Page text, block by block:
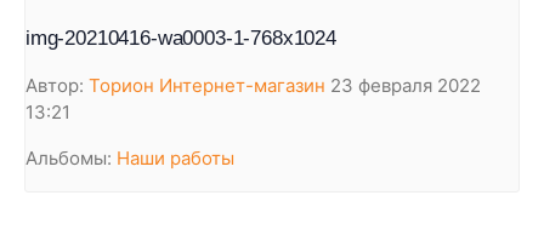
img-20210416-wa0003-1-768x1024
Автор: Торион Интернет-магазин 23 февраля 2022
13:21
Альбомы: Наши работы